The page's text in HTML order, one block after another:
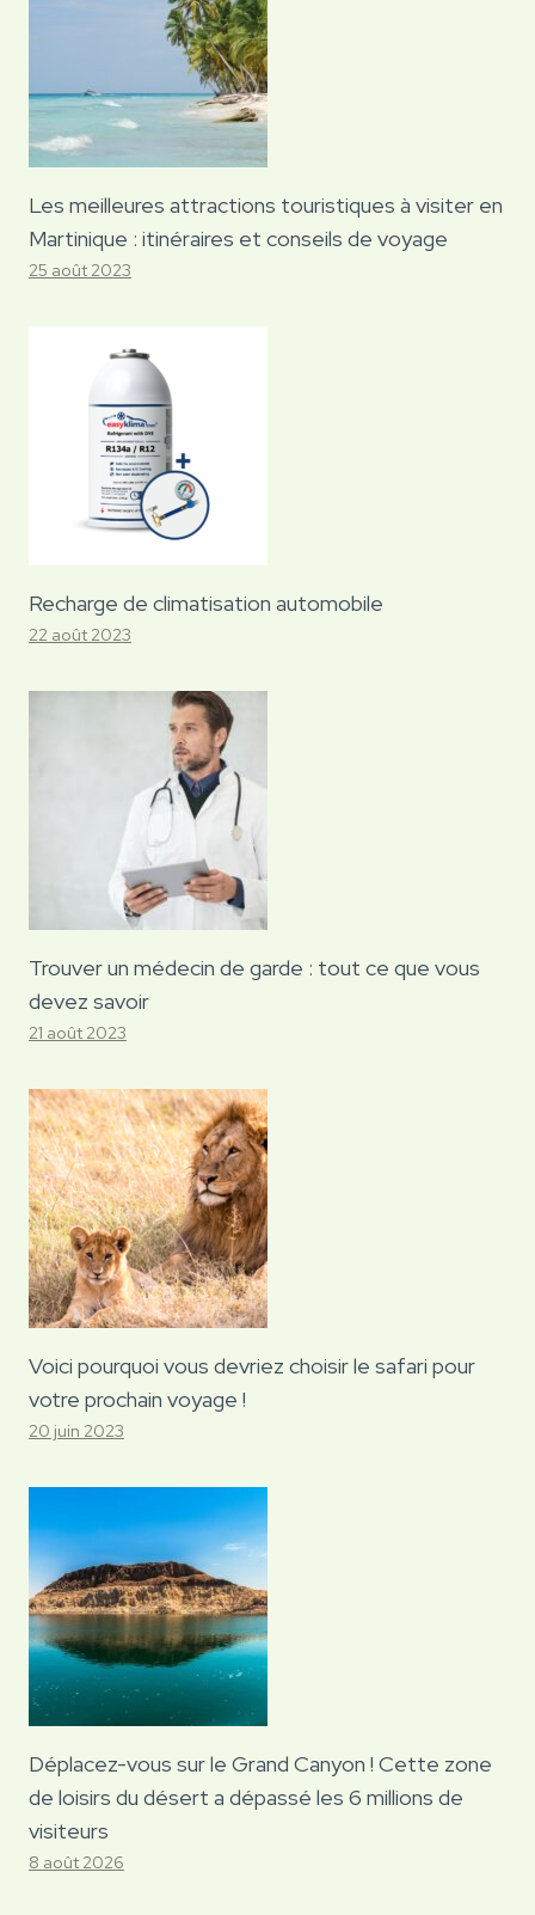
Les meilleures attractions touristiques à visiter en
Martinique : itinéraires et conseils de voyage
25 août 2023
Recharge de climatisation automobile
22 août 2023
Trouver un médecin de garde : tout ce que vous
devez savoir
21 août 2023
Voici pourquoi vous devriez choisir le safari pour
votre prochain voyage !
20 juin 2023
Déplacez-vous sur le Grand Canyon ! Cette zone
de loisirs du désert a dépassé les 6 millions de
visiteurs
8 août 2026